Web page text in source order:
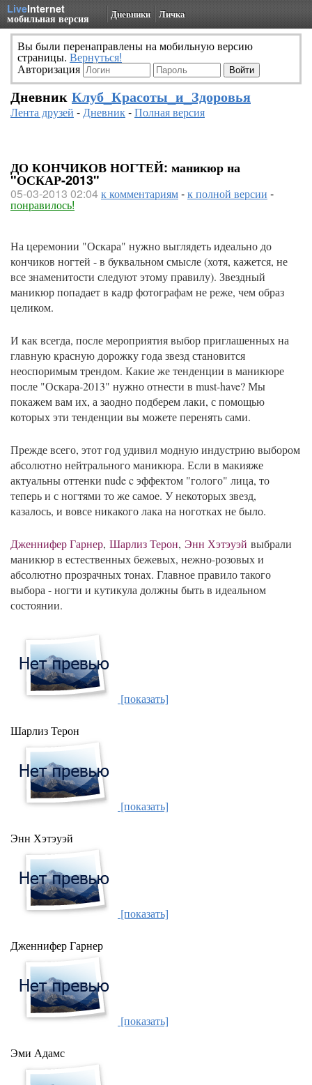
LiveInternet
мобильная версия Дневники Личка
Вы были перенаправлены на мобильную версию
страницы. Вернуться!
Авторизация
Дневник Клуб_Красоты_и_Здоровья
Лента друзей -Дневник-Полная версия
ДО КОНЧИКОВ НОГТЕЙ: маникюр на
"ОСКАР-2013"
05-03-2013 02:04к комментариям-к полной версии -
понравилось!
На церемонии "Оскара" нужно выглядеть идеально до
кончиков ногтей - в буквальном смысле (хотя, кажется, не
все знаменитости следуют этому правилу). Звездный
маникюр попадает в кадр фотографам не реже, чем образ
целиком.
И как всегда, после мероприятия выбор приглашенных на
главную красную дорожку года звезд становится
неоспоримым трендом. Какие же тенденции в маникюре
после "Оскара-2013" нужно отнести в must-have? Мы
покажем вам их, а заодно подберем лаки, с помощью
которых эти тенденции вы можете перенять сами.
Прежде всего, этот год удивил модную индустрию выбором
абсолютно нейтрального маникюра. Если в макияже
актуальны оттенки nude c эффектом "голого" лица, то
теперь и с ногтями то же самое. У некоторых звезд,
казалось, и вовсе никакого лака на ноготках не было.
Дженнифер Гарнер, Шарлиз Терон, Энн Хэтэуэй выбрали
маникюр в естественных бежевых, нежно-розовых и
абсолютно прозрачных тонах. Главное правило такого
выбора - ногти и кутикула должны быть в идеальном
состоянии.
[показать]
Шарлиз Терон
[показать]
Энн Хэтэуэй
[показать]
Дженнифер Гарнер
[показать]
Эми Адамс